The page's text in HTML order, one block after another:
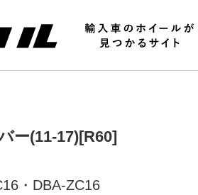
ー(11-17)[R60]
・ DBA-ZC16